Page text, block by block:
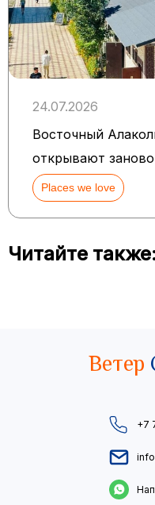
24.07.2026
Восточный
открывают заново
Places we love
Читайте также:
Ветер
+7